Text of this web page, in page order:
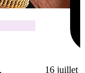
16 juillet